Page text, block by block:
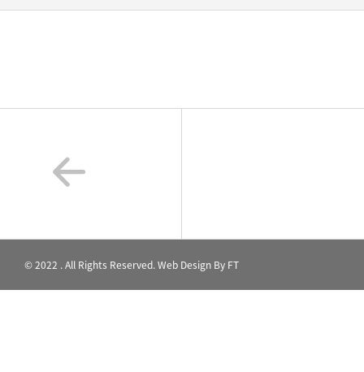
© 2022 . All Rights Reserved. Web Design By FT